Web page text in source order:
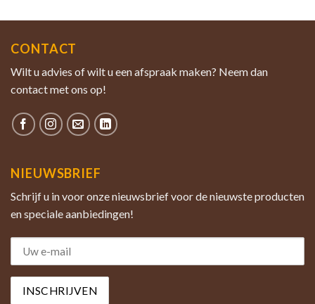
CONTACT
Wilt u advies of wilt u een afspraak maken? Neem dan
contact met ons op!
NIEUWSBRIEF
Schrijf u in voor onze nieuwsbrief voor de nieuwste producten
en speciale aanbiedingen!